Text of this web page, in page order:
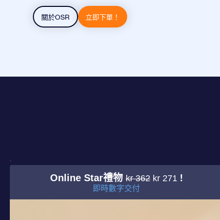
關於OSR 立即下單！
Online Star禮物kr 362 kr 271 !
即時數字交付